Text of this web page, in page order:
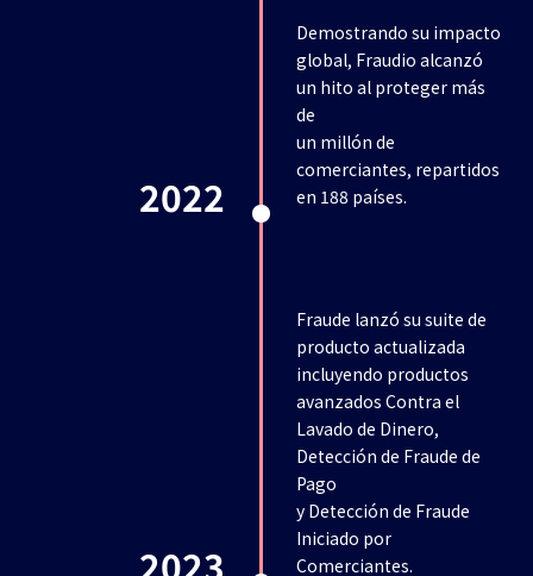
2022
Demostrando su impacto
global, Fraudio alcanzó
un hito al proteger más
de
un millón de
comerciantes, repartidos
en 188 países.
Fraude lanzó su suite de
producto actualizada
incluyendo productos
avanzados Contra el
Lavado de Dinero,
Detección de Fraude de
Pago
y Detección de Fraude
Iniciado por
Comerciantes.